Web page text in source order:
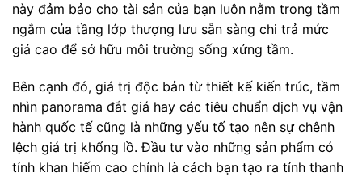
này đảm bảo cho tài sản của bạn luôn nằm trong tầm
ngắm của tầng lớp thượng lưu sẵn sàng chi trả mức
giá cao để sở hữu môi trường sống xứng tầm.
Bên cạnh đó, giá trị độc bản từ thiết kế kiến trúc, tầm
nhìn panorama đắt giá hay các tiêu chuẩn dịch vụ vận
hành quốc tế cũng là những yếu tố tạo nên sự chênh
lệch giá trị khổng lồ. Đầu tư vào những sản phẩm có
tính khan hiếm cao chính là cách bạn tạo ra tính thanh